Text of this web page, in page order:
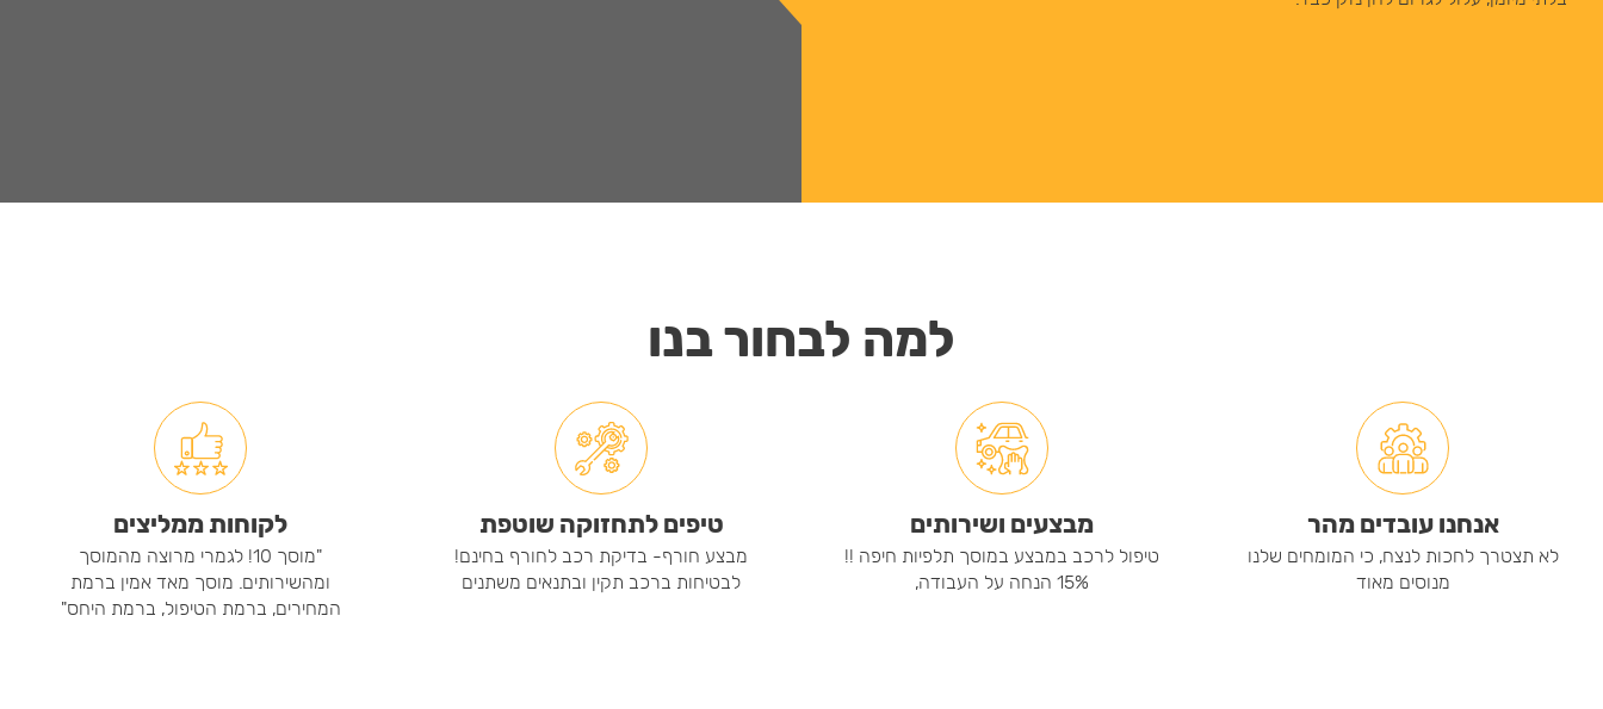
למה לבחור בנו
אנחנו עובדים מהר
לא תצטרך לחכות לנצח, כי המומחים שלנו
מנוסים מאוד
מבצעים ושירותים
טיפול לרכב במבצע במוסך תלפיות חיפה !!
15% הנחה על העבודה,
טיפים לתחזוקה שוטפת
מבצע חורף- בדיקת רכב לחורף בחינם!
לבטיחות ברכב תקין ובתנאים משתנים
לקוחות ממליצים
"מוסך 10! לגמרי מרוצה מהמוסך
ומהשירותים. מוסך מאד אמין ברמת
המחירים, ברמת הטיפול, ברמת היחס"